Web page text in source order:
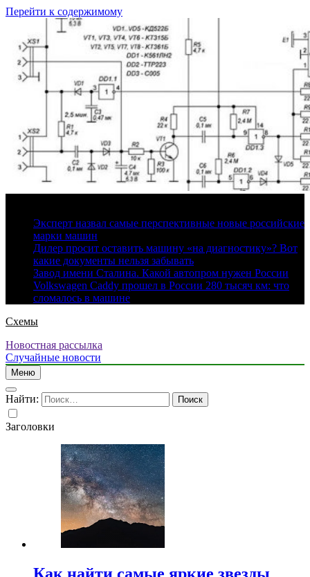
Перейти к содержимому
Эксперт назвал самые перспективные новые российские
марки машин
Дилер просит оставить машину «на диагностику»? Вот
какие документы нельзя забывать
Завод имени Сталина. Какой автопром нужен России
Volkswagen Caddy прошел в России 280 тысяч км: что
сломалось в машине
Схемы
Новостная рассылка
Случайные новости
Меню
Найти:
Заголовки